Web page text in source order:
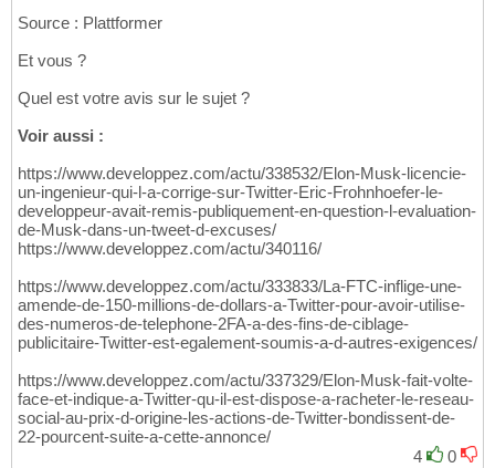
Source : Plattformer
Et vous ?
Quel est votre avis sur le sujet ?
Voir aussi :
https://www.developpez.com/actu/338532/Elon-Musk-licencie-
un-ingenieur-qui-l-a-corrige-sur-Twitter-Eric-Frohnhoefer-le-
developpeur-avait-remis-publiquement-en-question-l-evaluation-
de-Musk-dans-un-tweet-d-excuses/
https://www.developpez.com/actu/340116/
https://www.developpez.com/actu/333833/La-FTC-inflige-une-
amende-de-150-millions-de-dollars-a-Twitter-pour-avoir-utilise-
des-numeros-de-telephone-2FA-a-des-fins-de-ciblage-
publicitaire-Twitter-est-egalement-soumis-a-d-autres-exigences/
https://www.developpez.com/actu/337329/Elon-Musk-fait-volte-
face-et-indique-a-Twitter-qu-il-est-dispose-a-racheter-le-reseau-
social-au-prix-d-origine-les-actions-de-Twitter-bondissent-de-
22-pourcent-suite-a-cette-annonce/
4
0